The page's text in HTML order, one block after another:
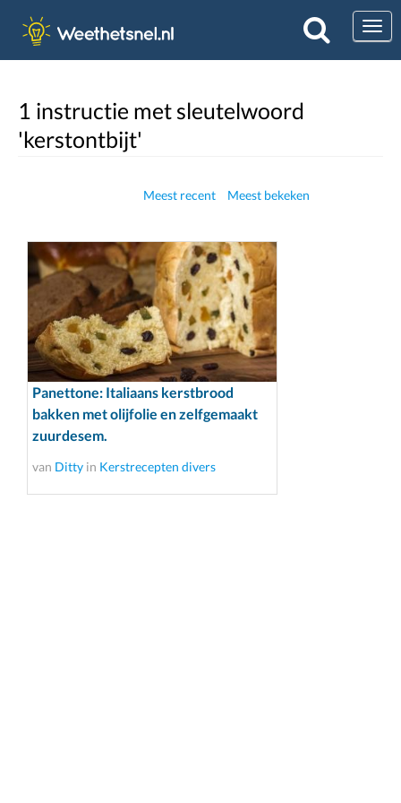
1 instructie met sleutelwoord
'kerstontbijt'
Meest recent Meest bekeken
Panettone: Italiaans kerstbrood
bakken met olijfolie en zelfgemaakt
zuurdesem.
van Ditty in Kerstrecepten divers